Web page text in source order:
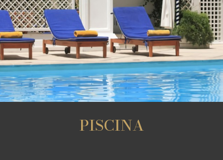
PISCINA